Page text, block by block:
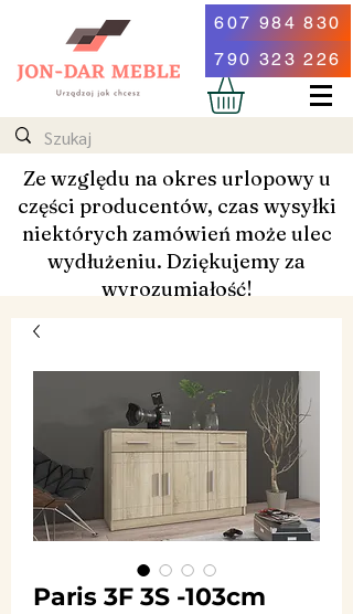
607 984 830
790 323 226
Ze względu na okres urlopowy u
części producentów, czas wysyłki
niektórych zamówień może ulec
wydłużeniu. Dziękujemy za
wyrozumiałość!
Paris 3F 3S -103cm